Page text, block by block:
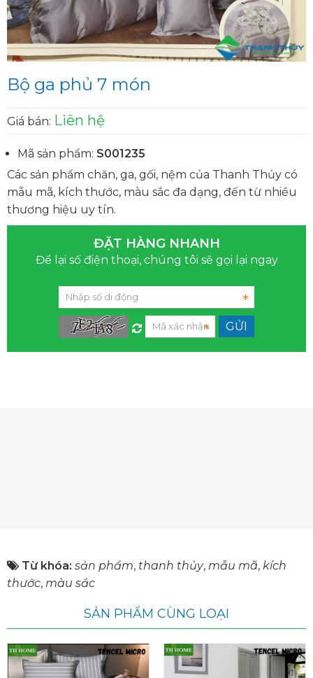
Bộ ga phủ 7 món
Giá bán: Liên hệ
Mã sản phẩm: S001235
Các sản phẩm chăn, ga, gối, nệm của Thanh Thủy có
mẫu mã, kích thước, màu sắc đa dạng, đến từ nhiều
thương hiệu uy tín.
ĐẶT HÀNG NHANH
Để lại số điện thoại, chúng tôi sẽ gọi lại ngay
Từ khóa: sản phẩm, thanh thủy, mẫu mã, kích
thước, màu sắc
SẢN PHẨM CÙNG LOẠI